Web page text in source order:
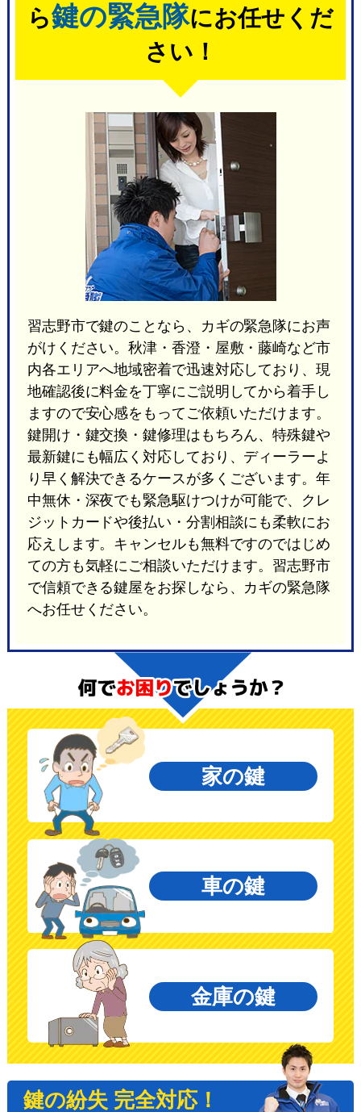
ら鍵の緊急隊にお任せくだ
さい！
習志野市で鍵のことなら、カギの緊急隊にお声
がけください。秋津・香澄・屋敷・藤崎など市
内各エリアへ地域密着で迅速対応しており、現
地確認後に料金を丁寧にご説明してから着手し
ますので安心感をもってご依頼いただけます。
鍵開け・鍵交換・鍵修理はもちろん、特殊鍵や
最新鍵にも幅広く対応しており、ディーラーよ
り早く解決できるケースが多くございます。年
中無休・深夜でも緊急駆けつけが可能で、クレ
ジットカードや後払い・分割相談にも柔軟にお
応えします。キャンセルも無料ですのではじめ
ての方も気軽にご相談いただけます。習志野市
で信頼できる鍵屋をお探しなら、カギの緊急隊
へお任せください。
家の鍵
車の鍵
金庫の鍵
鍵の紛失 完全対応！